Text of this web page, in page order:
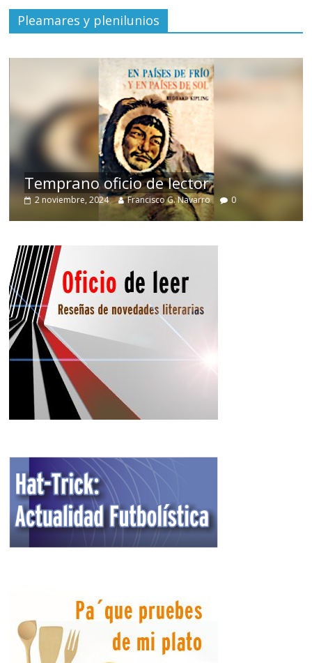
Pleamares y plenilunios
Temprano oficio de lector
2 noviembre, 2024 Francisco G. Navarro 0